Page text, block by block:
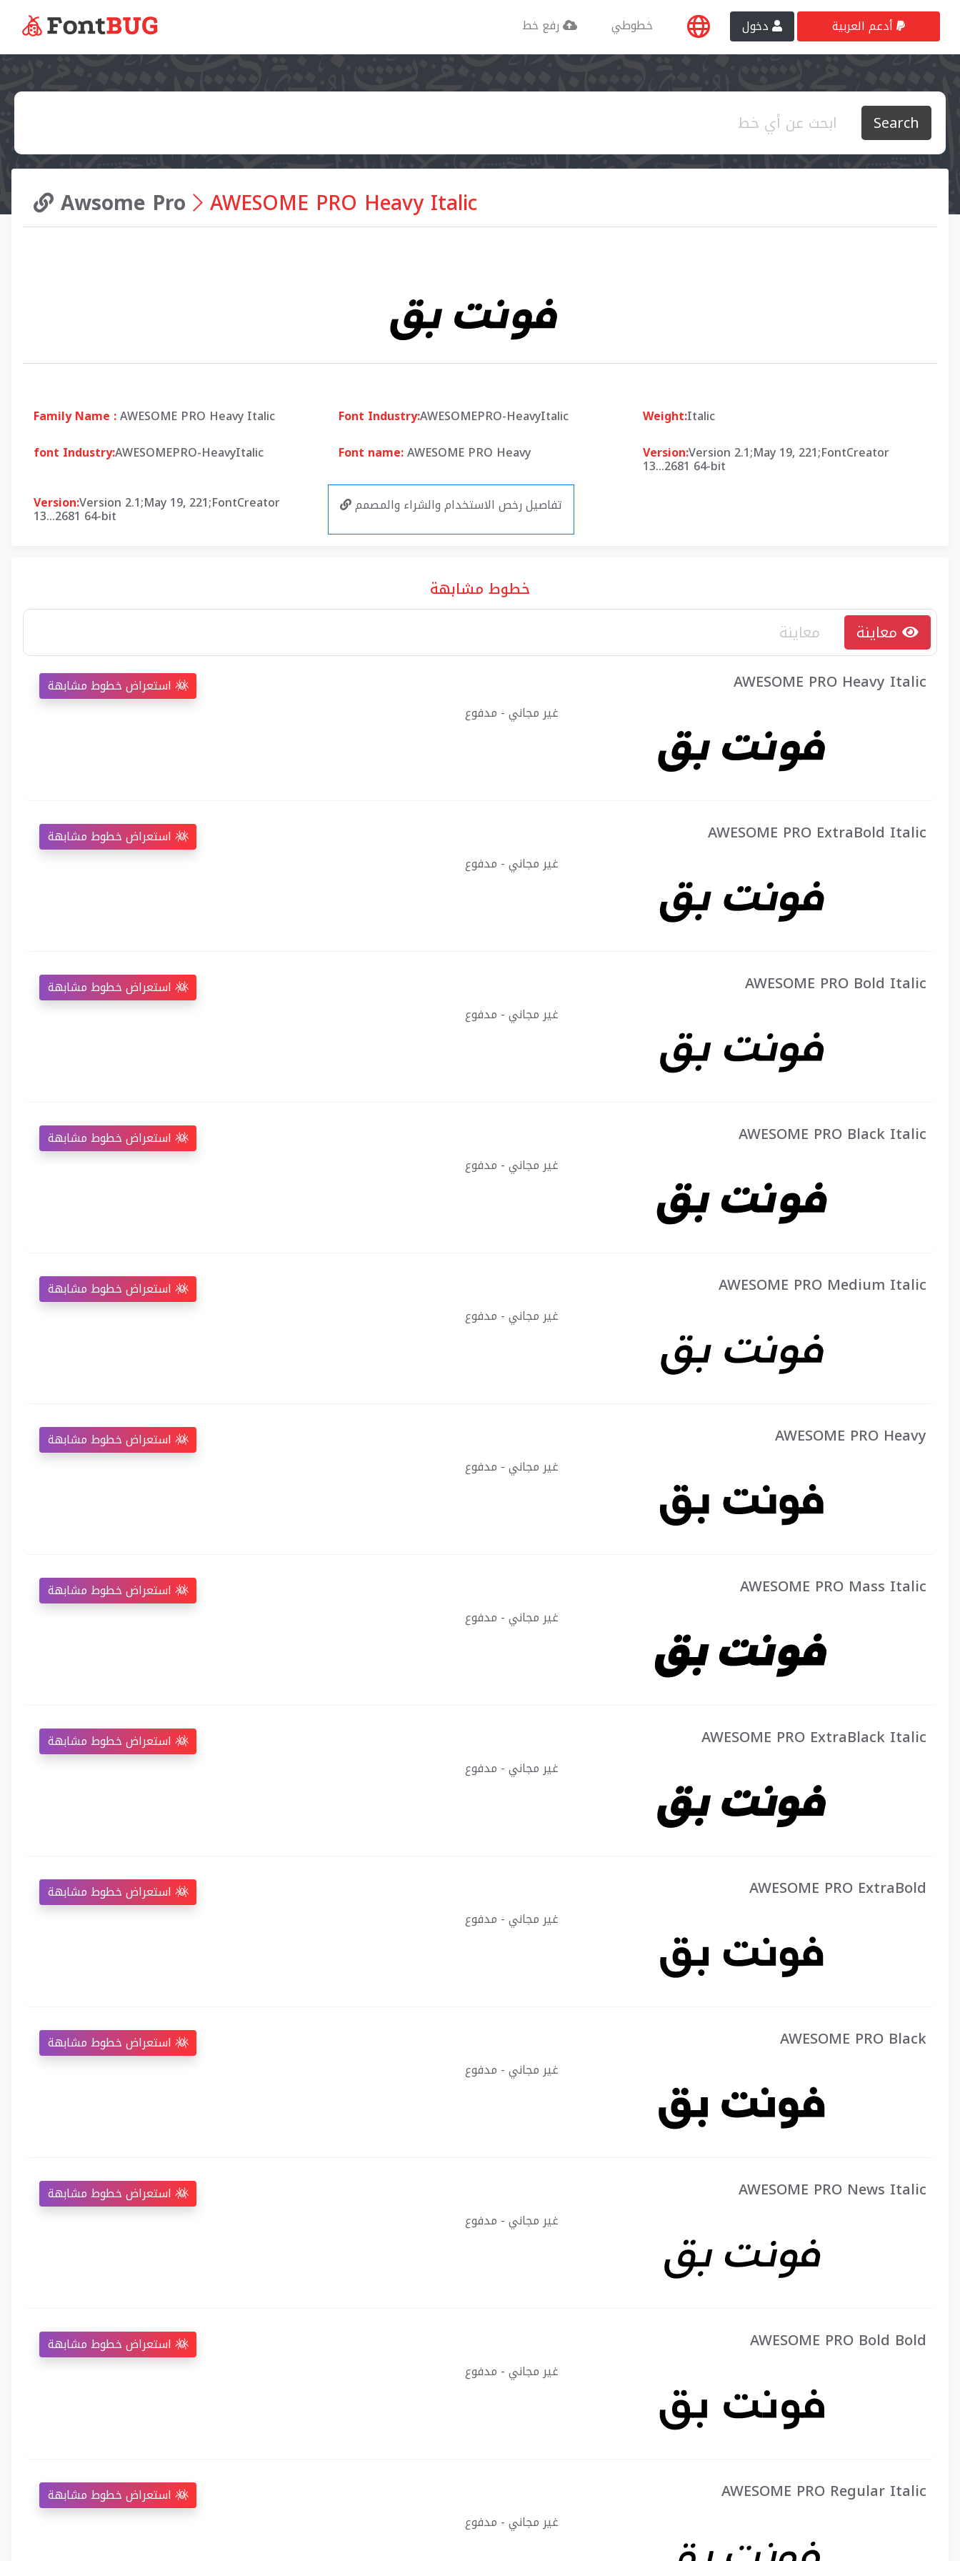
خطوطي
Search
Awsome Pro AWESOME PRO Heavy Italic
Family Name :AWESOME PRO Heavy Italic Font Industry:AWESOMEPRO-HeavyItalic Weight:Italic
font Industry:AWESOMEPRO-HeavyItalic Font name:AWESOME PRO Heavy Version:Version 2.1;May 19, 221;FontCreator
13...2681 64-bit
Version:Version 2.1;May 19, 221;FontCreator
13...2681 64-bit
تفاصيل رخص الاستخدام والشراء والمصمم
خطوط مشابهة
AWESOME PRO Heavy Italic
غير مجاني - مدفوع
AWESOME PRO ExtraBold Italic
غير مجاني - مدفوع
AWESOME PRO Bold Italic
غير مجاني - مدفوع
AWESOME PRO Black Italic
غير مجاني - مدفوع
AWESOME PRO Medium Italic
غير مجاني - مدفوع
AWESOME PRO Heavy
غير مجاني - مدفوع
AWESOME PRO Mass Italic
غير مجاني - مدفوع
AWESOME PRO ExtraBlack Italic
غير مجاني - مدفوع
AWESOME PRO ExtraBold
غير مجاني - مدفوع
AWESOME PRO Black
غير مجاني - مدفوع
AWESOME PRO News Italic
غير مجاني - مدفوع
AWESOME PRO Bold Bold
غير مجاني - مدفوع
AWESOME PRO Regular Italic
غير مجاني - مدفوع